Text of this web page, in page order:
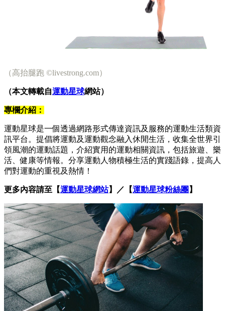
（高抬腿跑 ©livestrong.com）
（本文轉載自運動星球網站）
專欄介紹：
運動星球是一個透過網路形式傳達資訊及服務的運動生活類資
訊平台。提倡將運動及運動觀念融入休閒生活，收集全世界引
領風潮的運動話題，介紹實用的運動相關資訊，包括旅遊、樂
活、健康等情報。分享運動人物積極生活的實踐語錄，提高人
們對運動的重視及熱情！
更多內容請至【運動星球網站】／【運動星球粉絲團 】